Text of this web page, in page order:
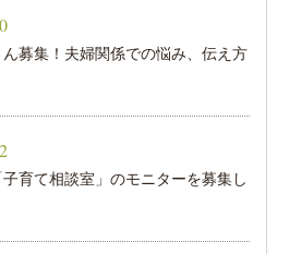
募集！夫婦関係での悩み、伝え方
育て相談室」のモニターを募集し